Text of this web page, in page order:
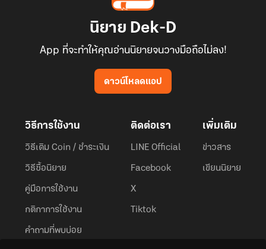
นิยาย Dek-D
App ที่จะทำให้คุณอ่านนิยายจนวางมือถือไม่ลง!
ดาวน์โหลดแอป
วิธีการใช้งาน
วิธีเติม Coin / ชำระเงิน
วิธีซื้อนิยาย
คู่มือการใช้งาน
กติกาการใช้งาน
คำถามที่พบบ่อย
ติดต่อเรา
LINE Official
Facebook
X
Tiktok
เพิ่มเติม
ข่าวสาร
เขียนนิยาย